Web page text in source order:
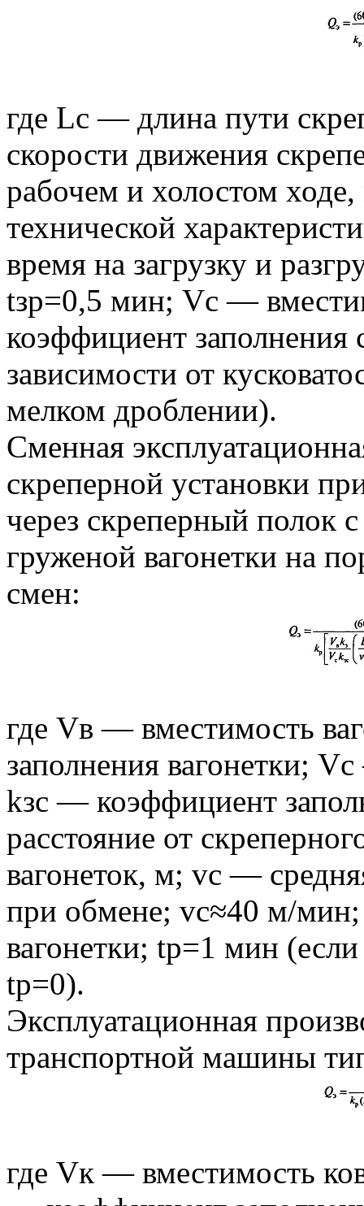
где Lс — длина пути
скорости движения
рабочем и холостом
технической
время на загрузку и
tзр=0,5 мин; Vс —
коэффициент заполнения
зависимости от
мелком дроблении).
Сменная
скреперной установки
через скреперный
груженой вагонетки на
смен:
где Vв — вместимость
заполнения вагонетки;
kзс — коэффициент
расстояние от
вагонеток, м; vс —
при обмене; vс≈40 м/
вагонетки; tр=1 мин (если
tр=0).
Эксплуатационная
транспортной машины
где Vк — вместимость